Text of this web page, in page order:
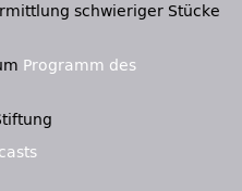
schwieriger Stücke
Programm des